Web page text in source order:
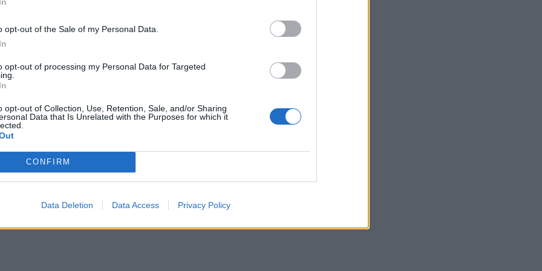
opt-out of the Sale of my Personal Data.
opt-out of processing my Personal Data for Targeted
opt-out of Collection, Use, Retention, Sale, and/or Sharing
Data that Is Unrelated with the Purposes for which it
CONFIRM
Data Deletion Data Access Privacy Policy
μια από τις μεγάλες επιτυχίες της
τη δυνατότητα κίνησης του
αυτά, όπως δείχνει η νέα μελέτη,
αμελητέος, ιδίως για τα αμιγώς
εντοπίζεται κυρίως στις μεταλλικές
φθείρονται με τη χρήση, είτε βγαίνουν